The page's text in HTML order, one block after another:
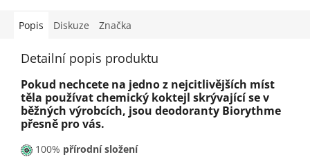
Popis Diskuze Značka
Detailní popis produktu
Pokud nechcete na jedno z nejcitlivějších míst
těla používat chemický koktejl skrývající se v
běžných výrobcích, jsou deodoranty Biorythme
přesně pro vás.
100% přírodní složení